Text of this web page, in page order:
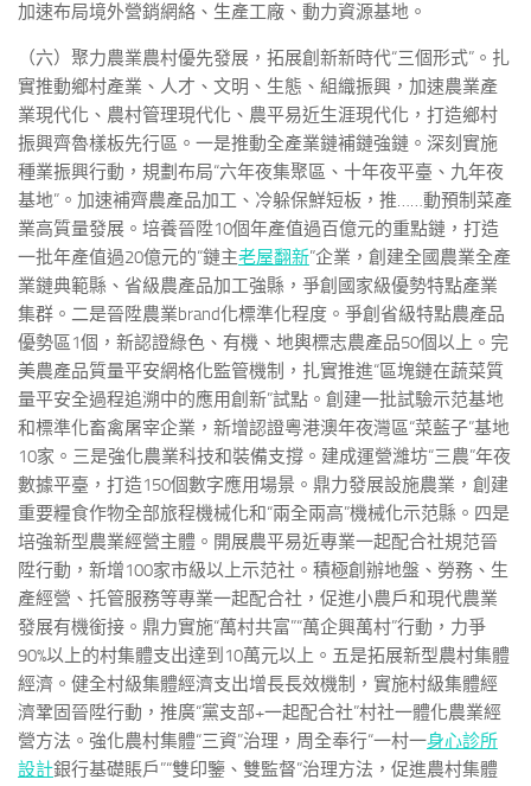
加速布局境外營銷網絡、生產工廠、動力資源基地。
（六）聚力農業農村優先發展，拓展創新新時代“三個形式”。扎
實推動鄉村產業、人才、文明、生態、組織振興，加速農業產
業現代化、農村管理現代化、農平易近生涯現代化，打造鄉村
振興齊魯樣板先行區。一是推動全產業鏈補鏈強鏈。深刻實施
種業振興行動，規劃布局“六年夜集聚區、十年夜平臺、九年夜
基地”。加速補齊農產品加工、冷躲保鮮短板，推……動預制菜產
業高質量發展。培養晉陞10個年產值過百億元的重點鏈，打造
一批年產值過20億元的“鏈主老屋翻新”企業，創建全國農業全產
業鏈典範縣、省級農產品加工強縣，爭創國家級優勢特點產業
集群。二是晉陞農業brand化標準化程度。爭創省級特點農產品
優勢區1個，新認證綠色、有機、地輿標志農產品50個以上。完
美農產品質量平安網格化監管機制，扎實推進“區塊鏈在蔬菜質
量平安全過程追溯中的應用創新”試點。創建一批試驗示范基地
和標準化畜禽屠宰企業，新增認證粵港澳年夜灣區“菜藍子”基地
10家。三是強化農業科技和裝備支撐。建成運營濰坊“三農”年夜
數據平臺，打造150個數字應用場景。鼎力發展設施農業，創建
重要糧食作物全部旅程機械化和“兩全兩高”機械化示范縣。四是
培強新型農業經營主體。開展農平易近專業一起配合社規范晉
陞行動，新增100家市級以上示范社。積極創辦地盤、勞務、生
產經營、托管服務等專業一起配合社，促進小農戶和現代農業
發展有機銜接。鼎力實施“萬村共富”“萬企興萬村”行動，力爭
90%以上的村集體支出達到10萬元以上。五是拓展新型農村集體
經濟。健全村級集體經濟支出增長長效機制，實施村級集體經
濟鞏固晉陞行動，推廣“黨支部+一起配合社”村社一體化農業經
營方法。強化農村集體“三資”治理，周全奉行“一村一身心診所
設計銀行基礎賬戶”“雙印鑒、雙監督”治理方法，促進農村集體